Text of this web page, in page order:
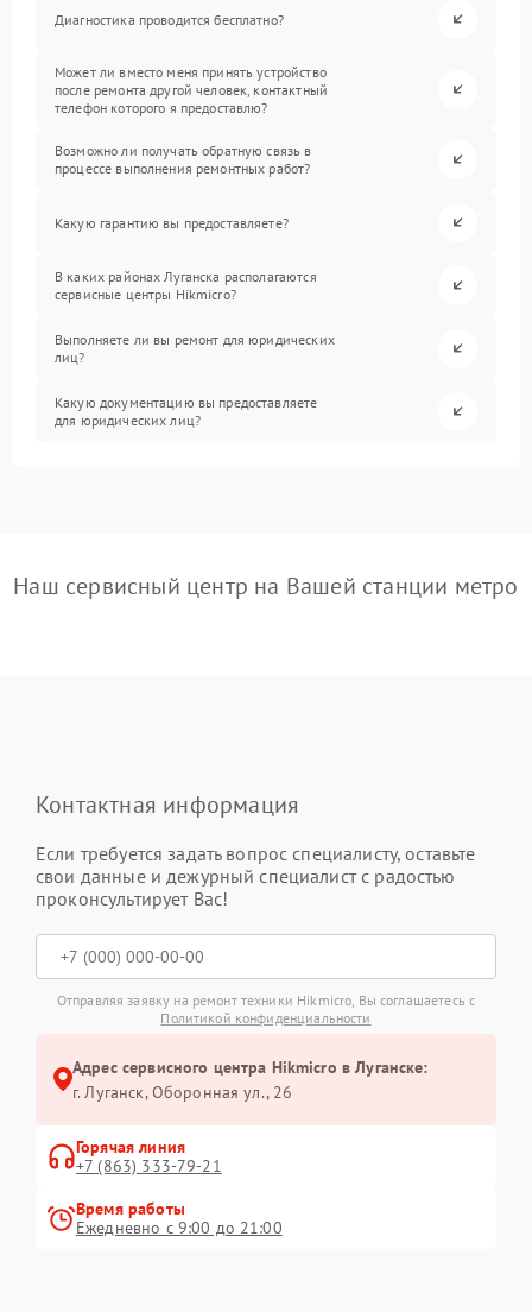
Диагностика проводится бесплатно?
Может ли вместо меня принять устройство
после ремонта другой человек, контактный
телефон которого я предоставлю?
Возможно ли получать обратную связь в
процессе выполнения ремонтных работ?
Какую гарантию вы предоставляете?
В каких районах Луганска располагаются
сервисные центры Hikmicro?
Выполняете ли вы ремонт для юридических
лиц?
Какую документацию вы предоставляете
для юридических лиц?
Наш сервисный центр на Вашей станции метро
Контактная информация
Если требуется задать вопрос специалисту, оставьте
свои данные и дежурный специалист с радостью
проконсультирует Вас!
Отправляя заявку на ремонт техники Hikmicro, Вы соглашаетесь с
Политикой конфиденциальности
Адрес сервисного центра Hikmicro в Луганске:
г. Луганск, Оборонная ул., 26
Горячая линия
+7 (863) 333-79-21
Время работы
Ежедневно с 9:00 до 21:00